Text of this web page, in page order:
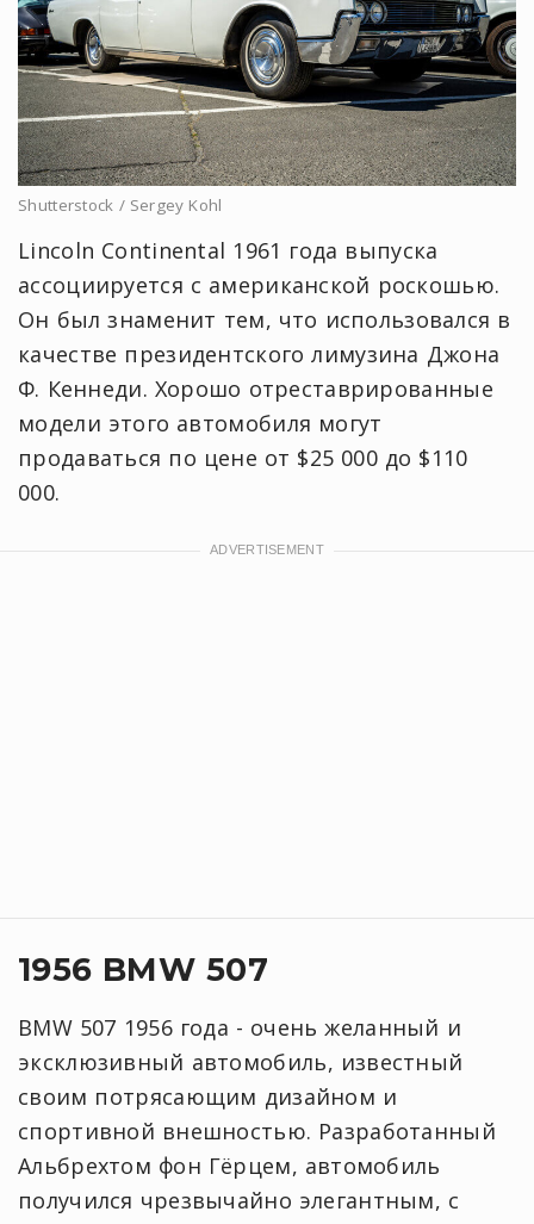
Shutterstock / Sergey Kohl
Lincoln Continental 1961 года выпуска
ассоциируется с американской роскошью.
Он был знаменит тем, что использовался в
качестве президентского лимузина Джона
Ф. Кеннеди. Хорошо отреставрированные
модели этого автомобиля могут
продаваться по цене от $25 000 до $110
000.
1956 BMW 507
BMW 507 1956 года - очень желанный и
эксклюзивный автомобиль, известный
своим потрясающим дизайном и
спортивной внешностью. Разработанный
Альбрехтом фон Гёрцем, автомобиль
получился чрезвычайно элегантным, с